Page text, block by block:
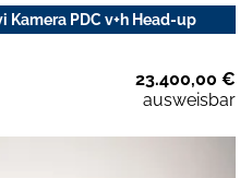
Kamera PDC v+h Head-up
23.400,00 €
ausweisbar